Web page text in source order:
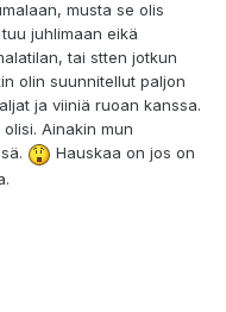
musta se olis
juhlimaan eikä
tai stten jotkun
olin suunnitellut paljon
ja viiniä ruoan kanssa.
Ainakin mun
Hauskaa on jos on